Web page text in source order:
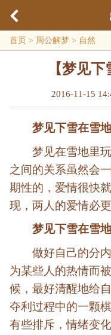
首页 > 周公解梦 > 自然
【梦见
2016-11-15
梦见下雪在雪
梦见在雪地里
之间的关系虽然会
期性的，爱情很快
现，两人的爱情必更
梦见下雪在雪
做好自己的分
为某些人的热情而
候，最好清醒地给
夺利过程中的一颗
有些排斥，情绪变